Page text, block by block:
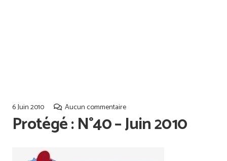
6 Juin 2010 Aucun commentaire
Protégé : N°40 – Juin 2010